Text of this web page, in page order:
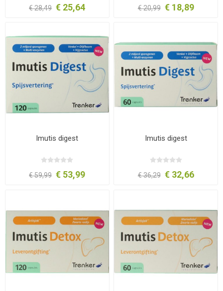
€ 28,49 € 25,64 € 20,99 € 18,89
Imutis digest
€ 59,99 € 53,99
Imutis digest
€ 36,29 € 32,66